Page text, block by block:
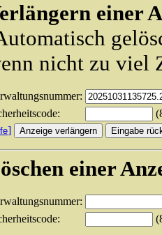
einer
nicht zu viel
]
einer